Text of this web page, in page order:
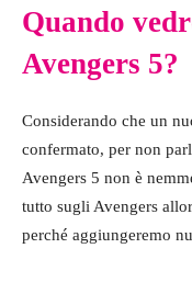
Quando
Avengers 5?
Considerando che un
confermato, per non
Avengers 5 non è
tutto sugli Avengers
perché aggiungeremo